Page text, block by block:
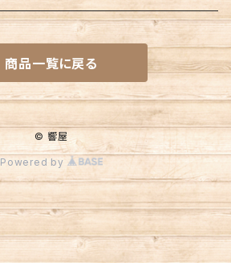
商品一覧に戻る
© 響屋
Powered by